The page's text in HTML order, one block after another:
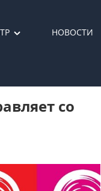
НОВОСТИ
со